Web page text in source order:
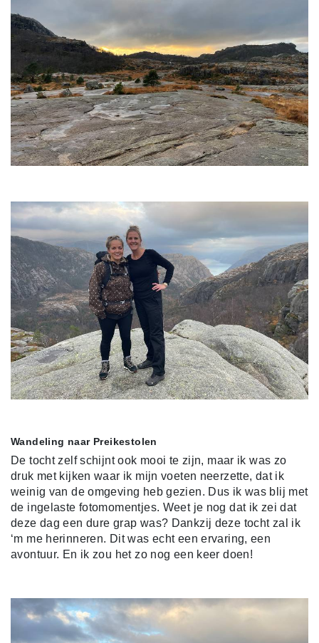
Wandeling naar Preikestolen
De tocht zelf schijnt ook mooi te zijn, maar ik was zo
druk met kijken waar ik mijn voeten neerzette, dat ik
weinig van de omgeving heb gezien. Dus ik was blij met
de ingelaste fotomomentjes. Weet je nog dat ik zei dat
deze dag een dure grap was? Dankzij deze tocht zal ik
‘m me herinneren. Dit was echt een ervaring, een
avontuur. En ik zou het zo nog een keer doen!